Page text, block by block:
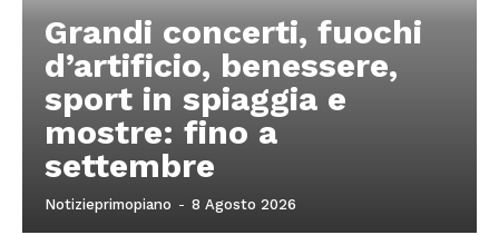
Grandi concerti, fuochi
d’artificio, benessere,
sport in spiaggia e
mostre: fino a
settembre
Notizieprimopiano - 8 Agosto 2026